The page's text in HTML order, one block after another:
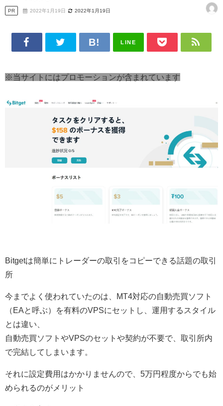
PR 2022年1月19日 2022年1月19日
LINE
※当サイトにはプロモーションが含まれています
Bitgetは簡単にトレーダーの取引をコピーできる話題の取引
所
今までよく使われていたのは、MT4対応の自動売買ソフト
（EAと呼ぶ）を有料のVPSにセットし、運用するスタイル
とは違い、
自動売買ソフトやVPSのセットや契約が不要で、取引所内
で完結してしまいます。
それに設定費用はかかりませんので、5万円程度からでも始
められるのがメリット